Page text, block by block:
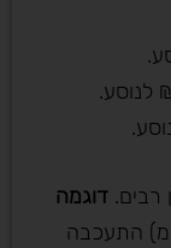
רבים. דוגמה
לפריז (כ-3,300 ק”מ) התעכבה